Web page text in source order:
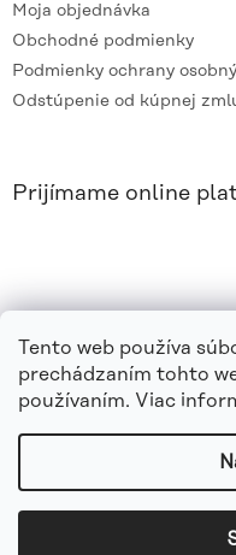
Tento web používa
prechádzaním tohto
používaním. Viac
Moja objednávka
Obchodné podmienky
Podmienky ochrany
Odstúpenie od kúpnej
Prijímame online